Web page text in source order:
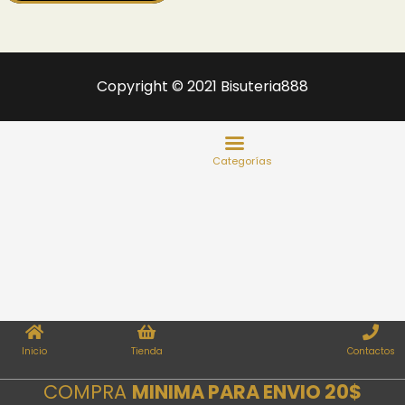
Copyright © 2021 Bisuteria888
Inicio Tienda Contactos
COMPRA MINIMA PARA ENVIO 20$